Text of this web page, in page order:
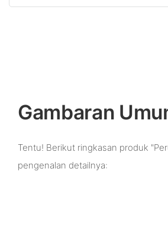
Gambaran
Tentu! Berikut ringkasan produk
pengenalan detailnya: